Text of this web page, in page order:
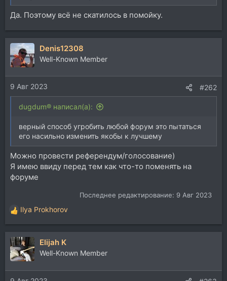
Да. Поэтому всё не скатилось в помойку.
Denis12308
Well-Known Member
9 Авг 2023 #262
dugdum® написал(а):
верный способ угробить любой форум это пытаться
его насильно изменить якобы к лучшему
Можно провести референдум/голосование)
Я имею ввиду перед тем как что-то поменять на
форуме
Последнее редактирование: 9 Авг 2023
Р
е
а
к
ц
и
и
Ilya Prokhorov
Elijah K
Well-Known Member